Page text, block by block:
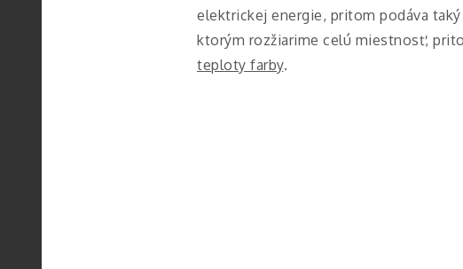
elektrickej energie, pritom podáva
ktorým rozžiarime celú miestnosť,
teploty farby.